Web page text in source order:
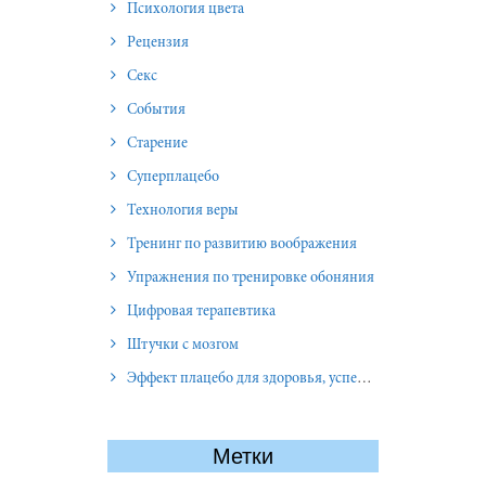
Психология цвета
Рецензия
Секс
События
Старение
Суперплацебо
Технология веры
Тренинг по развитию воображения
Упражнения по тренировке обоняния
Цифровая терапевтика
Штучки с мозгом
Эффект плацебо для здоровья, успеха и отношений
Метки